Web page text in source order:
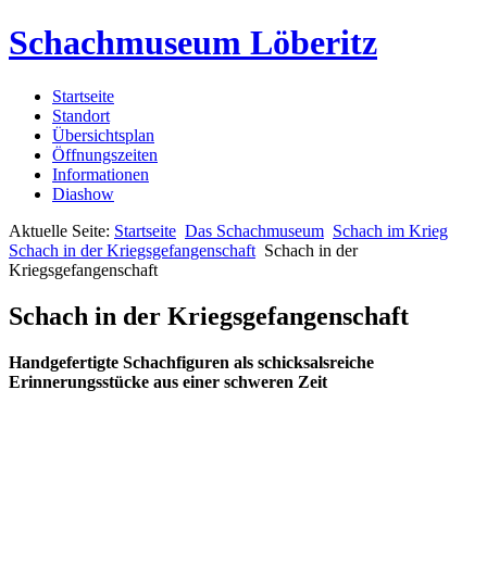
Schachmuseum Löberitz
Startseite
Standort
Übersichtsplan
Öffnungszeiten
Informationen
Diashow
Aktuelle Seite: Startseite Das Schachmuseum Schach im Krieg
Schach in der Kriegsgefangenschaft Schach in der
Kriegsgefangenschaft
Schach in der Kriegsgefangenschaft
Handgefertigte Schachfiguren als schicksalsreiche
Erinnerungsstücke aus einer schweren Zeit